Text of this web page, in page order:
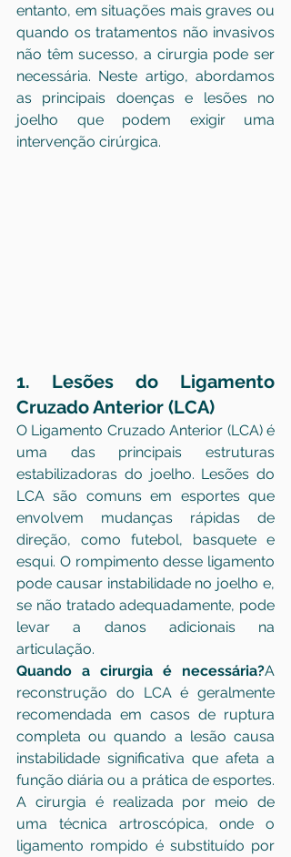
entanto, em situações mais graves ou
quando os tratamentos não invasivos
não têm sucesso, a cirurgia pode ser
necessária. Neste artigo, abordamos
as principais doenças e lesões no
joelho que podem exigir uma
intervenção cirúrgica.
1. Lesões do Ligamento
Cruzado Anterior (LCA)
O Ligamento Cruzado Anterior (LCA) é
uma das principais estruturas
estabilizadoras do joelho. Lesões do
LCA são comuns em esportes que
envolvem mudanças rápidas de
direção, como futebol, basquete e
esqui. O rompimento desse ligamento
pode causar instabilidade no joelho e,
se não tratado adequadamente, pode
levar a danos adicionais na
articulação.
Quando a cirurgia é necessária?A
reconstrução do LCA é geralmente
recomendada em casos de ruptura
completa ou quando a lesão causa
instabilidade significativa que afeta a
função diária ou a prática de esportes.
A cirurgia é realizada por meio de
uma técnica artroscópica, onde o
ligamento rompido é substituído por